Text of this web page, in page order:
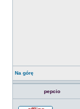
Na górę
pepcio